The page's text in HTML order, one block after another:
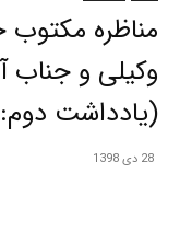
مناظره
وکیلی و
(یادداشت
28 دی 1398